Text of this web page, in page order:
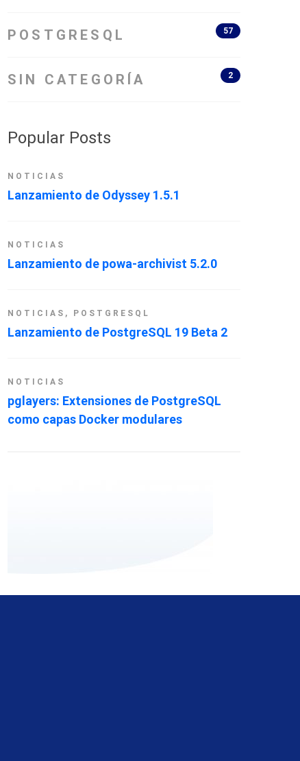
POSTGRESQL 57
SIN CATEGORÍA 2
Popular Posts
NOTICIAS
Lanzamiento de Odyssey 1.5.1
NOTICIAS
Lanzamiento de powa-archivist 5.2.0
NOTICIAS , POSTGRESQL
Lanzamiento de PostgreSQL 19 Beta 2
NOTICIAS
pglayers: Extensiones de PostgreSQL
como capas Docker modulares